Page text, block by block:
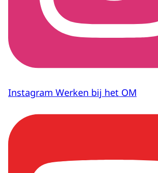
Instagram Werken bij het OM